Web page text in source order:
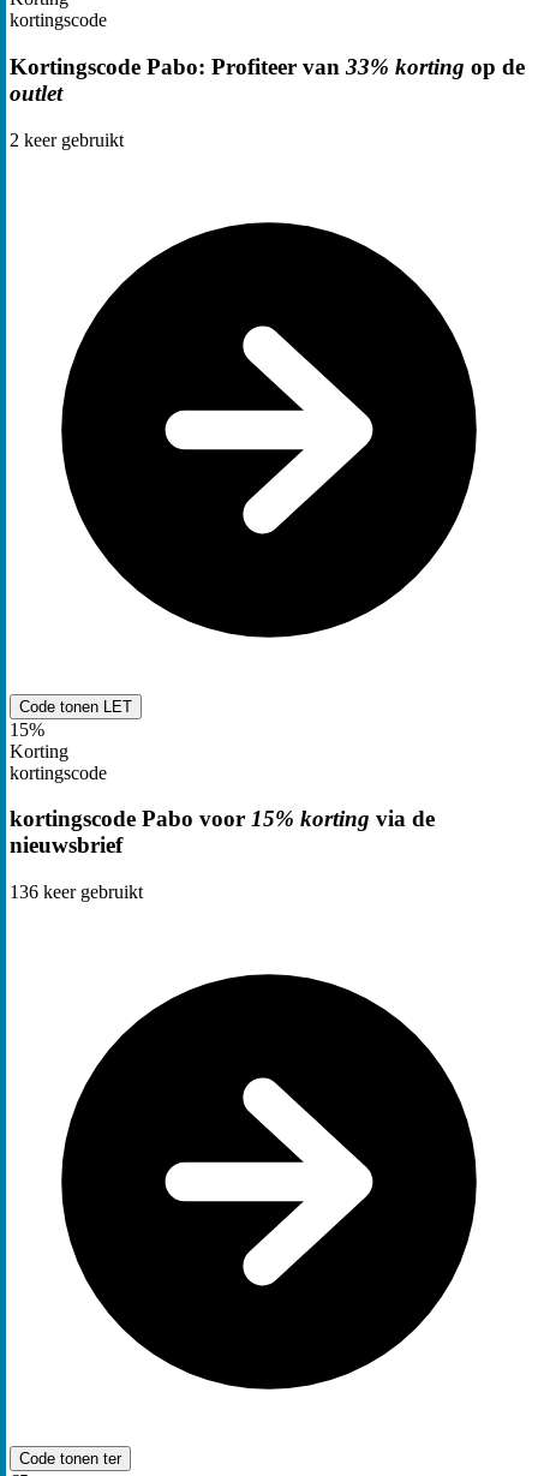
kortingscode
Kortingscode Pabo: Profiteer van 33% korting op de
outlet
2 keer gebruikt
Code tonen LET
15%
Korting
kortingscode
kortingscode Pabo voor 15% korting via de
nieuwsbrief
136 keer gebruikt
Code tonen ter